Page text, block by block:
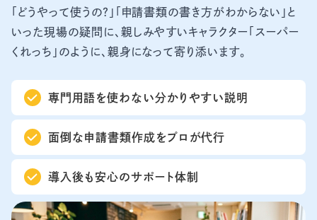
「どうやって使うの？」「申請書類の書き方がわからない」と
いった現場の疑問に、親しみやすいキャラクター「スーパー
くれっち」のように、親身になって寄り添います。
専門用語を使わない分かりやすい説明
面倒な申請書類作成をプロが代行
導入後も安心のサポート体制